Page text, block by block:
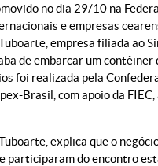
no dia 29/10 na
e empresas
empresa filiada ao
de embarcar um
foi realizada pela
Brasil, com apoio da
explica que o
participaram do encontro